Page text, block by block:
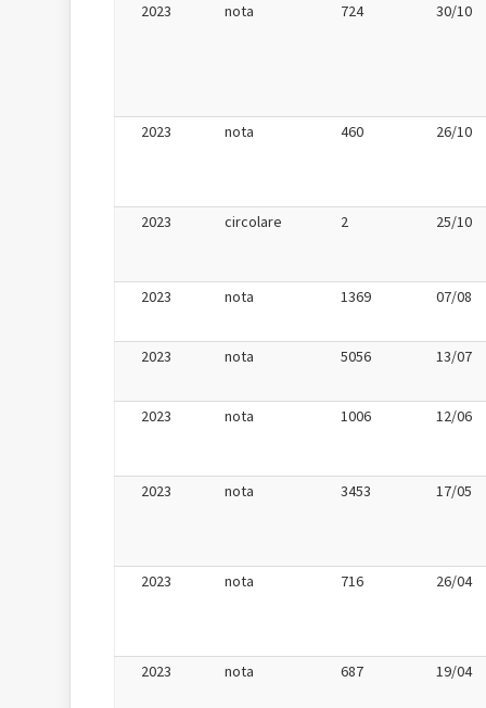
2023 nota 724 30/10
2023 nota 460 26/10
2023 circolare 2 25/10
2023 nota 1369 07/08
2023 nota 5056 13/07
2023 nota 1006 12/06
2023 nota 3453 17/05
2023 nota 716 26/04
2023 nota 687 19/04